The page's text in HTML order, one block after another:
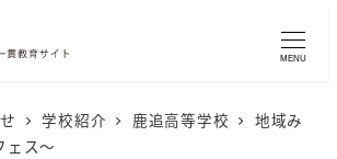
MENU
学校紹介 鹿追高等学校
地域み
ェス～